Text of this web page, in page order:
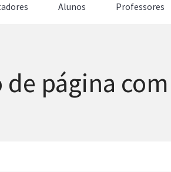
Alunos Professores
de página